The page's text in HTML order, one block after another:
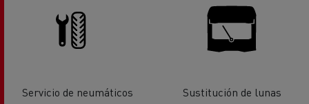
Servicio de neumáticos Sustitución de lunas